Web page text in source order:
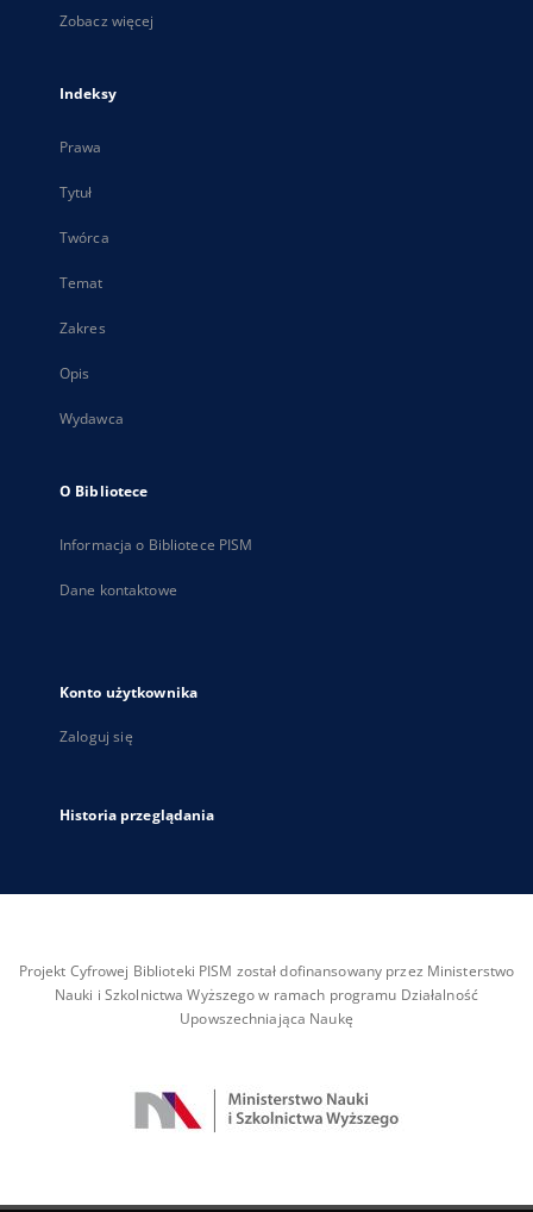
Zobacz więcej
Indeksy
Prawa
Tytuł
Twórca
Temat
Zakres
Opis
Wydawca
O Bibliotece
Informacja o Bibliotece PISM
Dane kontaktowe
Konto użytkownika
Zaloguj się
Historia przeglądania
Projekt Cyfrowej Biblioteki PISM został dofinansowany przez Ministerstwo
Nauki i Szkolnictwa Wyższego w ramach programu Działalność
Upowszechniająca Naukę